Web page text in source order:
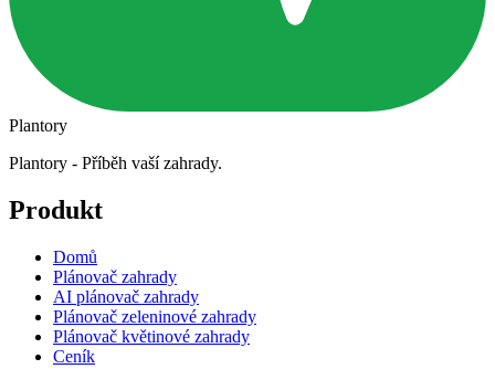
Plantory
Plantory - Příběh vaší zahrady.
Produkt
Domů
Plánovač zahrady
AI plánovač zahrady
Plánovač zeleninové zahrady
Plánovač květinové zahrady
Ceník